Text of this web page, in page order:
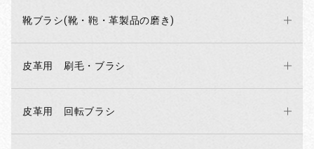
靴ブラシ(靴・鞄・革製品の磨き)
皮革用 刷毛・ブラシ
皮革用 回転ブラシ